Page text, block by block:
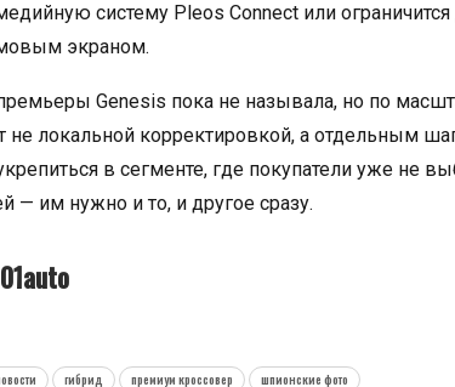
систему Pleos Connect или
экраном.
Genesis пока не называла, но по
не локальной корректировкой, а отдельным
в сегменте, где покупатели уже не
— им нужно и то, и другое сразу.
гибрид премиум кроссовер шпионские фото